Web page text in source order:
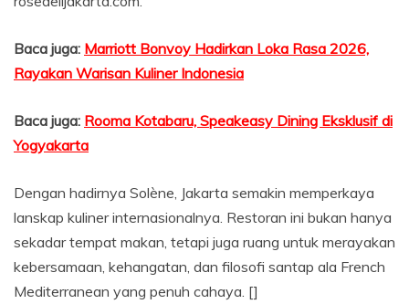
Baca juga: Marriott Bonvoy Hadirkan Loka Rasa 2026,
Rayakan Warisan Kuliner Indonesia
Baca juga: Rooma Kotabaru, Speakeasy Dining Eksklusif di
Yogyakarta
Dengan hadirnya Solène, Jakarta semakin memperkaya
lanskap kuliner internasionalnya. Restoran ini bukan hanya
sekadar tempat makan, tetapi juga ruang untuk merayakan
kebersamaan, kehangatan, dan filosofi santap ala French
Mediterranean yang penuh cahaya. []